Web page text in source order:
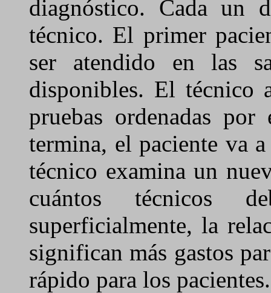
diagnóstico. Cada un
técnico. El primer
ser atendido en las
disponibles. El técnico
pruebas ordenadas
termina, el paciente va
técnico examina un
cuántos técnicos
superficialmente, la
significan más gastos
rápido para los